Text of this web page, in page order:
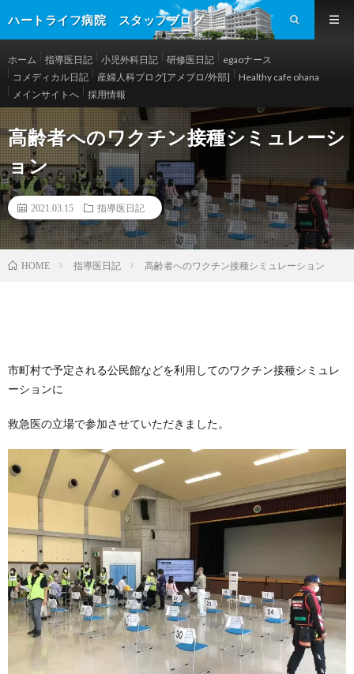
ハートライフ病院 スタッフブログ
ホーム 指導医日記 小児外科日記 研修医日記
egaoナース
コメディカル日記
産婦人科ブログ[アメブロ/外部]
Healthy cafe ohana
メインサイトへ
採用情報
高齢者へのワクチン接種シミュレーシ
ョン
2021.03.15 指導医日記
HOME 指導医日記 高齢者へのワクチン接種シミュレーション
市町村で予定される公民館などを利用してのワクチン接種シミュレ
ーションに
救急医の立場で参加させていただきました。